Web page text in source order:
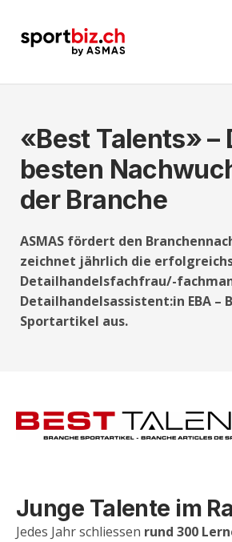
«Best Talents» –
besten
der Branche
ASMAS fördert den
zeichnet jährlich die
Detailhandelsfachfrau/-
Detailhandelsassistent:in EBA –
Sportartikel aus.
Junge Talente im
Jedes Jahr schliessen rund 300